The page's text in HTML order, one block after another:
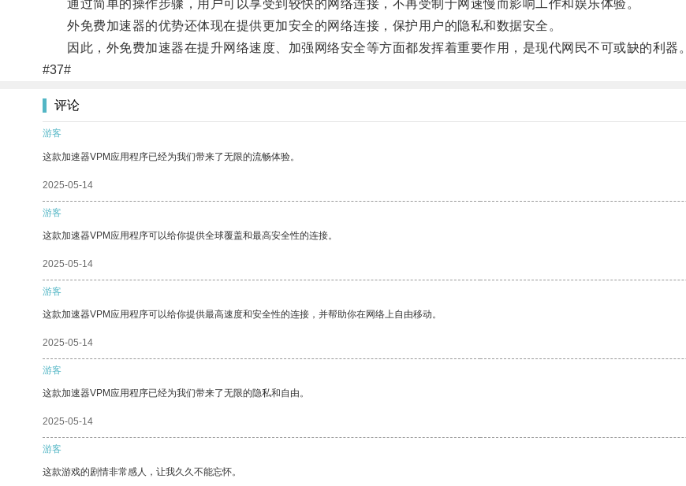
通过简单的操作步骤，用户可以享受到较快的网络连接，不再受制于网速慢而影响工作和娱乐体验。
外免费加速器的优势还体现在提供更加安全的网络连接，保护用户的隐私和数据安全。
因此，外免费加速器在提升网络速度、加强网络安全等方面都发挥着重要作用，是现代网民不可或缺的利器。
#37#
评论
游客
这款加速器VPM应用程序已经为我们带来了无限的流畅体验。
2025-05-14
游客
这款加速器VPM应用程序可以给你提供全球覆盖和最高安全性的连接。
2025-05-14
游客
这款加速器VPM应用程序可以给你提供最高速度和安全性的连接，并帮助你在网络上自由移动。
2025-05-14
游客
这款加速器VPM应用程序已经为我们带来了无限的隐私和自由。
2025-05-14
游客
这款游戏的剧情非常感人，让我久久不能忘怀。